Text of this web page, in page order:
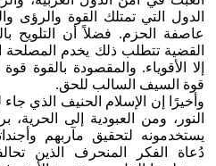
الدول التي تمتلك القوة والرؤى
عاصفة الحزم. فضلاً أن التلويح
القضية تتطلب ذلك يخدم المصلحة
إلا الأقوياء. والمقصودة بالقوة
قوة السيف السالب للحق.
وأخيرًا إن الإسلام الحنيف الذي
النور، ومن العبودية إلى
يستخدمونه لتحقيق مآربهم
دُعاة الفكر المنحرف الذين